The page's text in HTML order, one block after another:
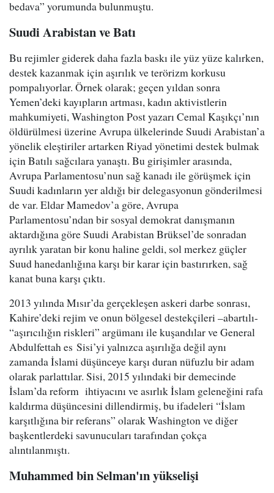
bedava” yorumunda bulunmuştu.
Suudi Arabistan ve Batı
Bu rejimler giderek daha fazla baskı ile yüz yüze kalırken,
destek kazanmak için aşırılık ve terörizm korkusu
pompalıyorlar. Örnek olarak; geçen yıldan sonra
Yemen’deki kayıpların artması, kadın aktivistlerin
mahkumiyeti, Washington Post yazarı Cemal Kaşıkçı’nın
öldürülmesi üzerine Avrupa ülkelerinde Suudi Arabistan’a
yönelik eleştiriler artarken Riyad yönetimi destek bulmak
için Batılı sağcılara yanaştı. Bu girişimler arasında,
Avrupa Parlamentosu’nun sağ kanadı ile görüşmek için
Suudi kadınların yer aldığı bir delegasyonun gönderilmesi
de var. Eldar Mamedov’a göre, Avrupa
Parlamentosu’ndan bir sosyal demokrat danışmanın
aktardığına göre Suudi Arabistan Brüksel’de sonradan
ayrılık yaratan bir konu haline geldi, sol merkez güçler
Suud hanedanlığına karşı bir karar için bastırırken, sağ
kanat buna karşı çıktı.
2013 yılında Mısır’da gerçekleşen askeri darbe sonrası,
Kahire’deki rejim ve onun bölgesel destekçileri –abartılı-
“aşırıcılığın riskleri” argümanı ile kuşandılar ve General
Abdulfettah es Sisi’yi yalnızca aşırılığa değil aynı
zamanda İslami düşünceye karşı duran nüfuzlu bir adam
olarak parlattılar. Sisi, 2015 yılındaki bir demecinde
İslam’da reform ihtiyacını ve asırlık İslam geleneğini rafa
kaldırma düşüncesini dillendirmiş, bu ifadeleri “İslam
karşıtlığına bir referans” olarak Washington ve diğer
başkentlerdeki savunucuları tarafından çokça
alıntılanmıştı.
Muhammed bin Selman'ın yükselişi